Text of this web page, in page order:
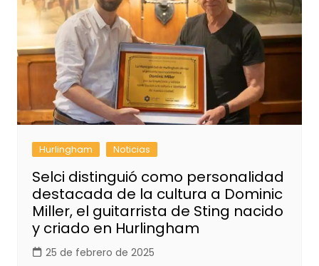
Hurlingham Noticias
Selci distinguió como personalidad
destacada de la cultura a Dominic
Miller, el guitarrista de Sting nacido
y criado en Hurlingham
25 de febrero de 2025